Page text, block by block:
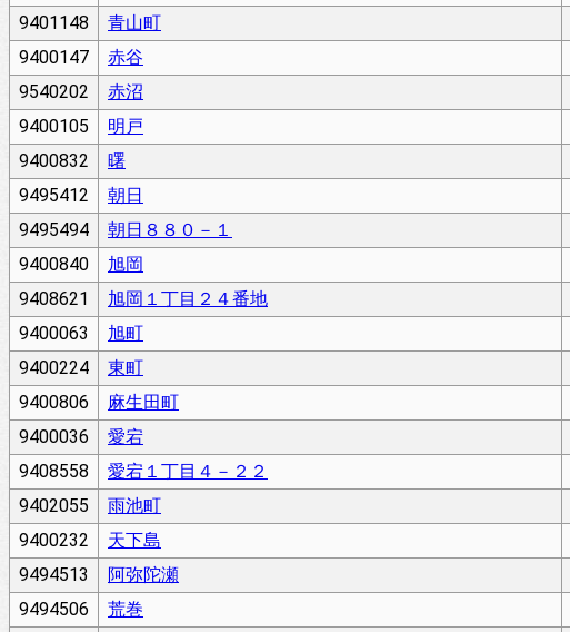
9401148
青山町
9400147
赤谷
9540202
赤沼
9400105
明戸
9400832
曙
9495412
朝日
9495494
朝日８８０－１
9400840
旭岡
9408621
旭岡１丁目２４番地
9400063
旭町
9400224
東町
9400806
麻生田町
9400036
愛宕
9408558
愛宕１丁目４－２２
9402055
雨池町
9400232
天下島
9494513
阿弥陀瀬
9494506
荒巻